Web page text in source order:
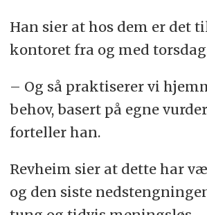
Han sier at hos dem er det
kontoret fra og med
– Og så praktiserer vi
behov, basert på egne
forteller han.
Revheim sier at dette har
og den siste